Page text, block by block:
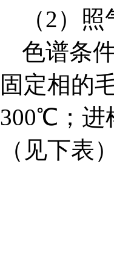
（2）
色谱条
固定相的
300℃；进
（见下表）